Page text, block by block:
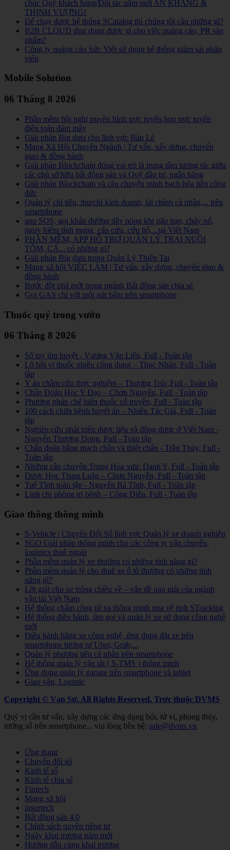
chúc Quý khách hàng/Đối tác năm mới AN KHANG &
THỊNH VƯỢNG!
Để chạy được hệ thống SCatalog thì chúng tôi cần những gì?
B2B CLOUD ứng dụng được gì cho việc quảng cáo, PR sản
phẩm?
Công ty quảng cáo Sức Việt sử dụng hệ thống giám sát nhân
viên
Mobile Solution
06 Tháng 8 2026
Phần mềm hội nghị truyền hình trực tuyến,họp trực tuyến
điện toán đám mây
Giải pháp Big data cho lĩnh vực Bán Lẻ
Mạng Xã Hội Chuyên Ngành | Tư vấn, xây dựng, chuyển
giao & đồng hành
Giải pháp Blockchain đóng vai trò là trung tâm tương tác giữa
các chủ sở hữu bất động sản và Quỹ đầu tư, ngân hàng
Giải pháp Blockchain và câu chuyện minh bạch hóa tiền công
đức
Quản lý chi tiêu, thu/chi kinh doanh, tài chính cá nhân,... trên
smartphone
app SOS, gọi khẩn đường dây nóng khi gặp nạn, cháy nổ,
nguy hiểm tính mạng, cấp cứu, cứu hộ,...tại Việt Nam
PHẦN MỀM, APP HỖ TRỢ QUẢN LÝ TRẠI NUÔI
TÔM, CÁ... có những gì?
Giải pháp Big data trong Quản Lý Thiên Tai
Mạng xã hội VIỆC LÀM | Tư vấn, xây dựng, chuyển giao &
đồng hành
Bước đột phá mới trong ngành Bất động sản chia sẻ
Gọi GAS chỉ với một nút bấm trên smartphone
Thuốc quý trong vườn
06 Tháng 8 2026
Sổ tay tìm huyệt - Vương Văn Liêu, Full - Toàn tập
Lô hội vị thuốc nhiều công dụng – Thục Nhàn, Full - Toàn
tập
Y án châm cứu thực nghiệm – Thượng Trúc,Full - Toàn tập
Chẩn Đoán Học Y Đạo – Chơn Nguyên, Full - Toàn tập
Phương pháp chế biến thuốc cổ truyền, Full - Toàn tập
100 cách chữa bệnh huyết áp – Nhiều Tác Giả, Full - Toàn
tập
Nghiên cứu phát triển dược liệu và đông dược ở Việt Nam -
Nguyễn Thượng Dong, Full - Toàn tập
Chẩn đoán bằng mạch chẩn và thiệt chẩn - Trần Thúy, Full -
Toàn tập
Những câu chuyện Trung Hoa xưa: Danh Y, Full - Toàn tập
Dược Học Tham Luận – Chơn Nguyễn, Full - Toàn tập
Tuệ Tĩnh toàn tập - Nguyễn Bá Tĩnh, Full - Toàn tập
Linh chi phòng trị bệnh – Công Diễn, Full - Toàn tập
Giao thông thông minh
S-Vehicle | Chuyển Đổi Số lĩnh vực Quản lý xe doanh nghiệp
SGO Giải pháp thông minh cho các công ty vận chuyển,
logistics thuê ngoài
Phần mềm quản lý xe thường có những tính năng gì?
Phần mềm quản lý cho thuê xe ô tô thường có những tính
năng gì?
Lời giải cho xe trống chiều về – vấn đề nan giải của ngành
vận tải Việt Nam
Hệ thống chấm công từ xa thông minh qua vệ tinh STracking
Hệ thống điều hành, tìm gọi và quản lý xe sử dụng công nghệ
mới
Điều hành hãng xe công nghệ, ứng dụng đặt xe trên
smartphone tương tự Uber, Grab,...
Quản lý phương tiện cá nhân trên smartphone
Hệ thống quản lý vận tải ( S-TMS ) thông minh
Ứng dụng quản lý garage trên smartphone và tablet
Giao vận, Logistic
Copyright © Vạn Sự. All Rights Reserved. Trực thuộc DVMS
Quý vị cần tư vấn, xây dựng các ứng dụng bói, tử vi, phong thủy,
tướng số trên smartphone... vui lòng liên hệ: sale@dvms.vn
Ứng dụng
Chuyển đổi số
Kinh tế số
Kinh tế chia sẻ
Fintech
Mạng xã hội
insurtech
Bất động sản 4.0
Chính sách quyền riêng tư
Ngày khai trương năm mới
Hướng dẫn cúng khai trương